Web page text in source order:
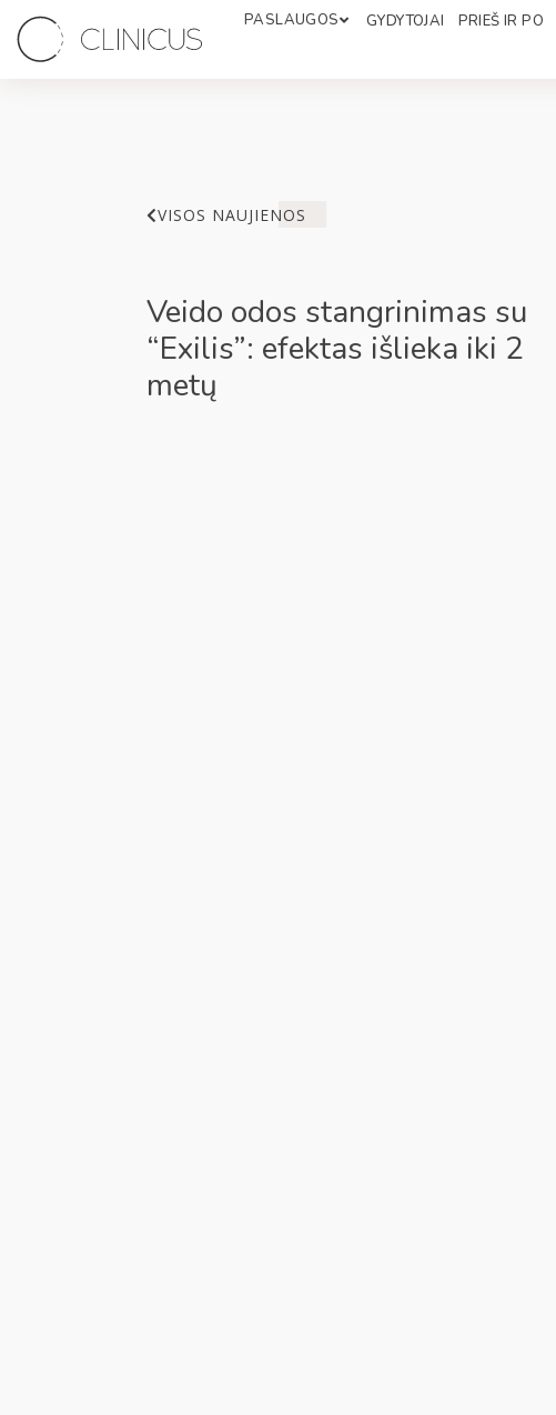
PASLAUGOS GYDYTOJAI PRIEŠ IR PO
VISOS NAUJIENOS
Veido odos stangrinimas su
“Exilis”: efektas išlieka iki 2
metų